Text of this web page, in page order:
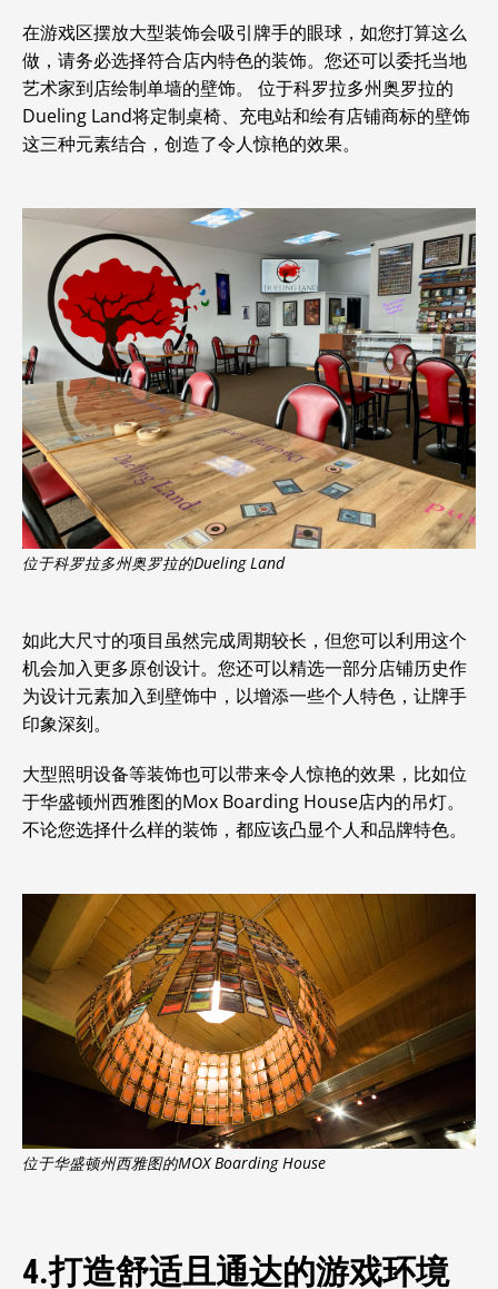
在游戏区摆放大型装饰会吸引牌手的眼球，如您打算这么
做，请务必选择符合店内特色的装饰。您还可以委托当地
艺术家到店绘制单墙的壁饰。 位于科罗拉多州奥罗拉的
Dueling Land将定制桌椅、充电站和绘有店铺商标的壁饰
这三种元素结合，创造了令人惊艳的效果。
位于科罗拉多州奥罗拉的Dueling Land
如此大尺寸的项目虽然完成周期较长，但您可以利用这个
机会加入更多原创设计。您还可以精选一部分店铺历史作
为设计元素加入到壁饰中，以增添一些个人特色，让牌手
印象深刻。
大型照明设备等装饰也可以带来令人惊艳的效果，比如位
于华盛顿州西雅图的Mox Boarding House店内的吊灯。
不论您选择什么样的装饰，都应该凸显个人和品牌特色。
位于华盛顿州西雅图的MOX Boarding House
4.打造舒适且通达的游戏环境